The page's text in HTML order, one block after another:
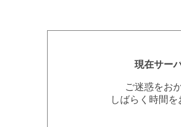
現在サー
ご迷惑をお
しばらく時間を